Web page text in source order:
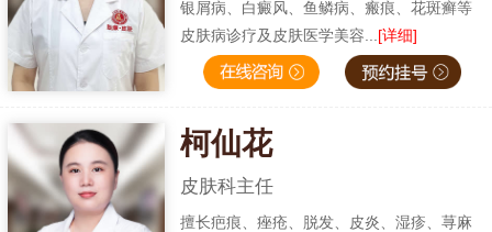
银屑病、白癜风、鱼鳞病、瘢痕、花斑癣等
皮肤病诊疗及皮肤医学美容... [详细]
柯仙花
皮肤科主任
擅长疤痕、痤疮、脱发、皮炎、湿疹、荨麻